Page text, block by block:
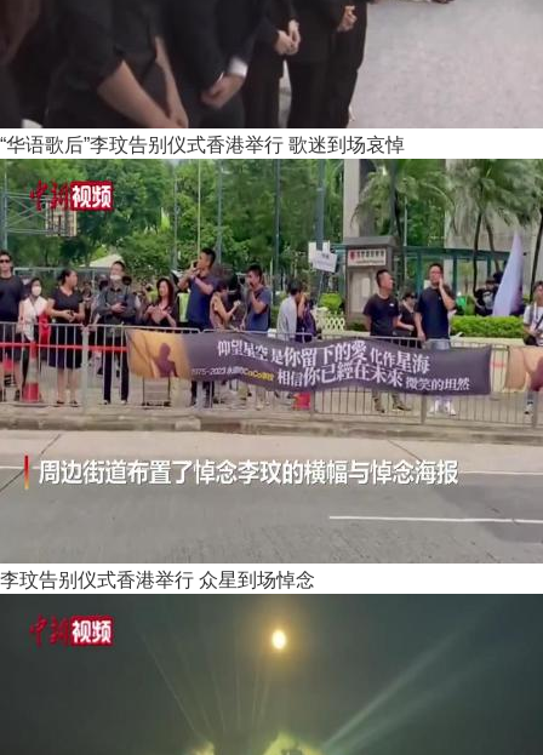
“华语歌后”李玟告别仪式香港举行 歌迷到场哀悼
李玟告别仪式香港举行 众星到场悼念